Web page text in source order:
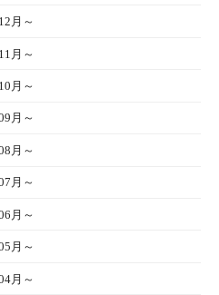
月～
月～
月～
月～
月～
月～
月～
月～
月～